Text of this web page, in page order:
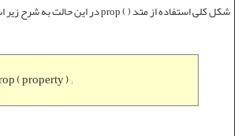
شکل کلی استفاده از متد ( ) prop در این حالت به شرح زیر است :
( property ) ;